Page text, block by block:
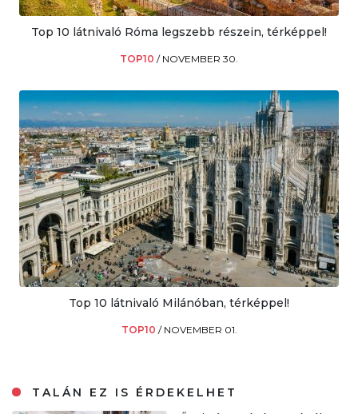
Top 10 látnivaló Róma legszebb részein, térképpel!
TOP10 / NOVEMBER 30.
Top 10 látnivaló Milánóban, térképpel!
TOP10 / NOVEMBER 01.
TALÁN EZ IS ÉRDEKELHET